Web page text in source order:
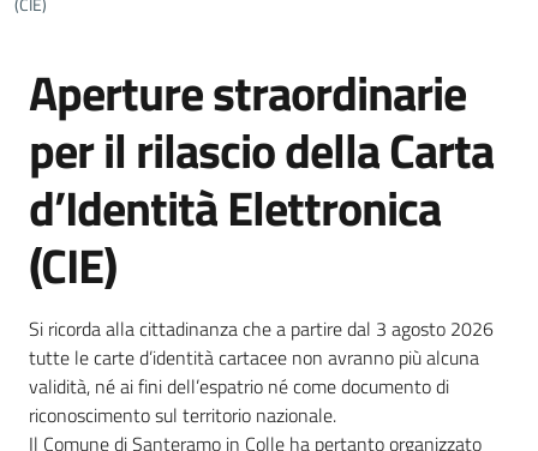
Aperture straordinarie
per il rilascio della Carta
d’Identità Elettronica
(CIE)
Dettagli della notizia
Si ricorda alla cittadinanza che a partire dal 3 agosto 2026
tutte le carte d’identità cartacee non avranno più alcuna
validità, né ai fini dell’espatrio né come documento di
riconoscimento sul territorio nazionale.
Il Comune di Santeramo in Colle ha pertanto organizzato